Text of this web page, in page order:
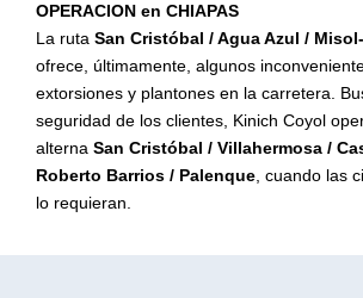
OPERACION en CHIAPAS
La ruta San Cristóbal / Agua Azul /
ofrece, últimamente, algunos
extorsiones y plantones en la carretera.
seguridad de los clientes, Kinich Coyol
alterna San Cristóbal / Villahermosa /
Roberto Barrios / Palenque , cuando las
lo requieran.